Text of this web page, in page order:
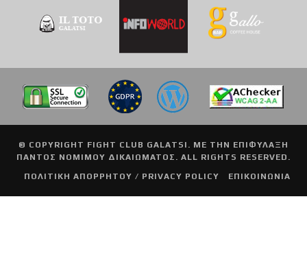
© COPYRIGHT FIGHT CLUB GALATSI
. ΜΕ ΤΗΝ ΕΠΙΦΥΛΑΞΗ
ΠΑΝΤΟΣ ΝΟΜΙΜΟΥ ΔΙΚΑΙΩΜΑΤΟΣ. ALL RIGHTS RESERVED.
ΠΟΛΙΤΙΚΗ ΑΠΟΡΡΗΤΟΥ / PRIVACY POLICY
ΕΠΙΚΟΙΝΩΝΙΑ